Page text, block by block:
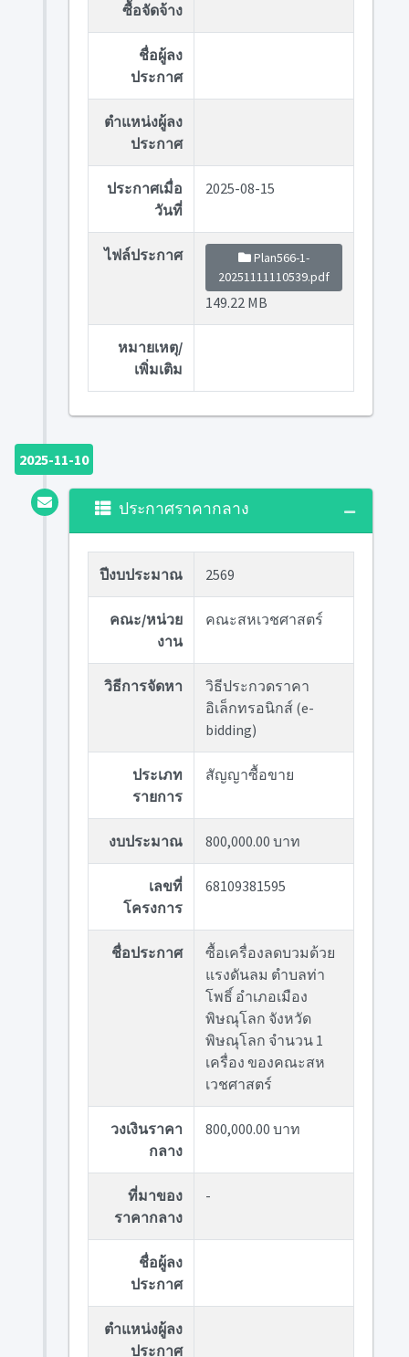
ซื้อจัดจ้าง
ชื่อผู้ลง
ประกาศ
ตำแหน่งผู้ลง
ประกาศ
ประกาศเมื่อ
วันที่
2025-08-15
ไฟล์ประกาศ
Plan566-1-
20251111110539.pdf
149.22 MB
หมายเหตุ/
เพิ่มเติม
2025-11-10
ประกาศราคากลาง
ปีงบประมาณ 2569
คณะ/หน่วย
งาน
คณะสหเวชศาสตร์
วิธีการจัดหา
วิธีประกวดราคา
อิเล็กทรอนิกส์ (e-
bidding)
ประเภท
รายการ
สัญญาซื้อขาย
งบประมาณ 800,000.00 บาท
เลขที่
โครงการ
68109381595
ชื่อประกาศ
ซื้อเครื่องลดบวมด้วย
แรงดันลม ตำบลท่า
โพธิ์ อำเภอเมือง
พิษณุโลก จังหวัด
พิษณุโลก จำนวน 1
เครื่อง ของคณะสห
เวชศาสตร์
วงเงินราคา
กลาง
800,000.00 บาท
ที่มาของ
ราคากลาง
-
ชื่อผู้ลง
ประกาศ
ตำแหน่งผู้ลง
ประกาศ